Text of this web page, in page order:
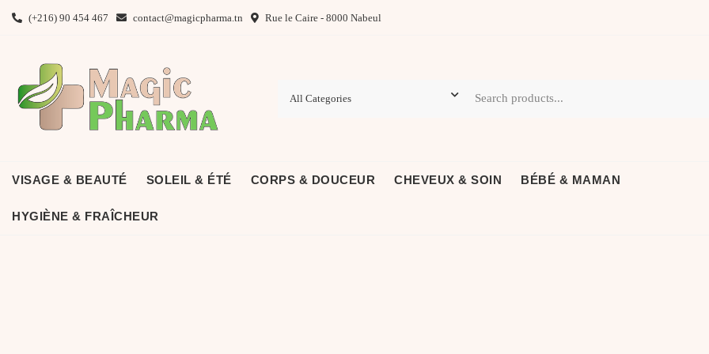
(+216) 90 454 467 contact@magicpharma.tn Rue le Caire - 8000 Nabeul
VISAGE & BEAUTÉ SOLEIL & ÉTÉ CORPS & DOUCEUR CHEVEUX & SOIN BÉBÉ & MAMAN
HYGIÈNE & FRAÎCHEUR